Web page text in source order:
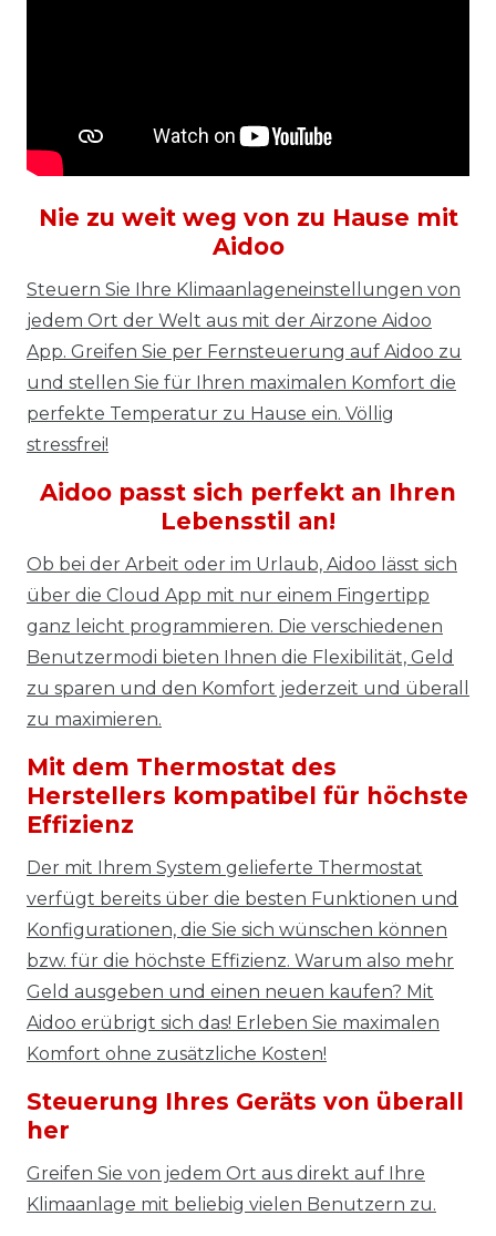
Nie zu weit weg von zu Hause mit
Aidoo
Steuern Sie Ihre Klimaanlageneinstellungen von
jedem Ort der Welt aus mit der Airzone Aidoo
App. Greifen Sie per Fernsteuerung auf Aidoo zu
und stellen Sie für Ihren maximalen Komfort die
perfekte Temperatur zu Hause ein. Völlig
stressfrei!
Aidoo passt sich perfekt an Ihren
Lebensstil an!
Ob bei der Arbeit oder im Urlaub, Aidoo lässt sich
über die Cloud App mit nur einem Fingertipp
ganz leicht programmieren. Die verschiedenen
Benutzermodi bieten Ihnen die Flexibilität, Geld
zu sparen und den Komfort jederzeit und überall
zu maximieren.
Mit dem Thermostat des
Herstellers kompatibel für höchste
Effizienz
Der mit Ihrem System gelieferte Thermostat
verfügt bereits über die besten Funktionen und
Konfigurationen, die Sie sich wünschen können
bzw. für die höchste Effizienz. Warum also mehr
Geld ausgeben und einen neuen kaufen? Mit
Aidoo erübrigt sich das! Erleben Sie maximalen
Komfort ohne zusätzliche Kosten!
Steuerung Ihres Geräts von überall
her
Greifen Sie von jedem Ort aus direkt auf Ihre
Klimaanlage mit beliebig vielen Benutzern zu.